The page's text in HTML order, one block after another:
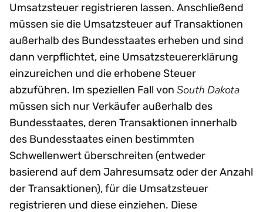
Umsatzsteuer registrieren lassen. Anschließend
müssen sie die Umsatzsteuer auf Transaktionen
außerhalb des Bundesstaates erheben und sind
dann verpflichtet, eine Umsatzsteuererklärung
einzureichen und die erhobene Steuer
abzuführen. Im speziellen Fall von South Dakota
müssen sich nur Verkäufer außerhalb des
Bundesstaates, deren Transaktionen innerhalb
des Bundesstaates einen bestimmten
Schwellenwert überschreiten (entweder
basierend auf dem Jahresumsatz oder der Anzahl
der Transaktionen), für die Umsatzsteuer
registrieren und diese einziehen. Diese